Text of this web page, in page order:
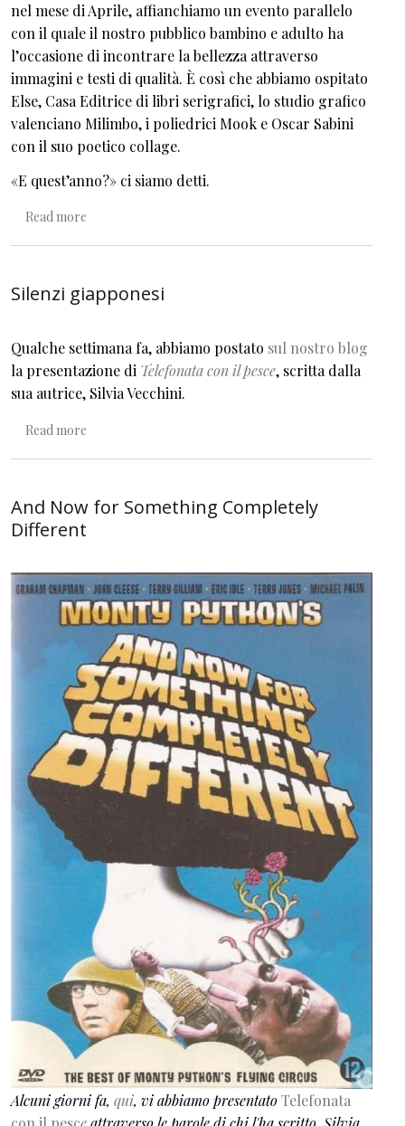
nel mese di Aprile, affianchiamo un evento parallelo
con il quale il nostro pubblico bambino e adulto ha
l’occasione di incontrare la bellezza attraverso
immagini e testi di qualità. È così che abbiamo ospitato
Else, Casa Editrice di libri serigrafici, lo studio grafico
valenciano Milimbo, i poliedrici Mook e Oscar Sabini
con il suo poetico collage.
«E quest’anno?» ci siamo detti.
Read more
Silenzi giapponesi
Qualche settimana fa, abbiamo postato sul nostro blog
la presentazione di Telefonata con il pesce, scritta dalla
sua autrice, Silvia Vecchini.
Read more
And Now for Something Completely
Different
Alcuni giorni fa, qui, vi abbiamo presentatoTelefonata